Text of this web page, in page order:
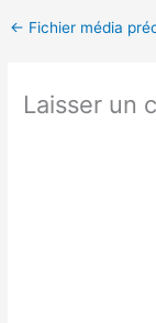
← Fichier média
Laisser un